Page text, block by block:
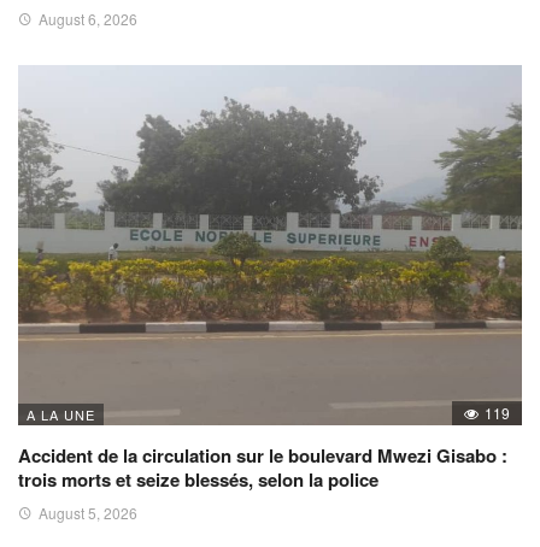
August 6, 2026
A LA UNE 119
Accident de la circulation sur le boulevard Mwezi Gisabo :
trois morts et seize blessés, selon la police
August 5, 2026